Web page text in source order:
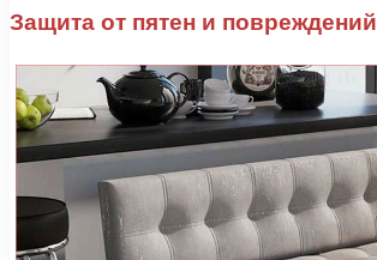
Защита от пятен и повреждений